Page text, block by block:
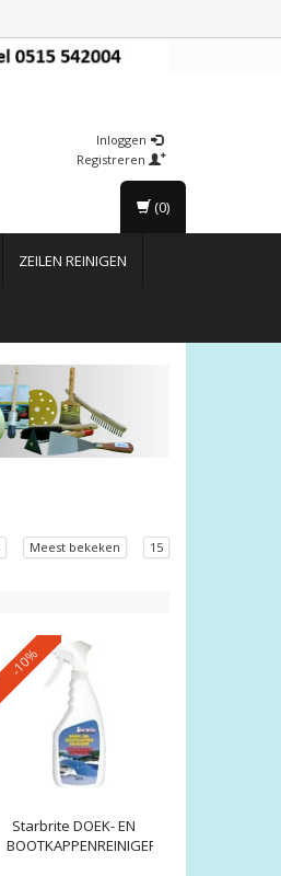
Inloggen
Registreren
ZEILEN REINIGEN
(0)
Meest bekeken 15
-10%
Starbrite DOEK- EN
BOOTKAPPENREINIGER